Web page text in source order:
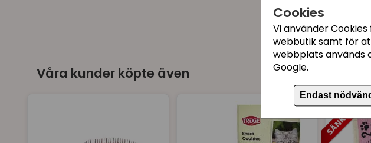
Cookies
Vi använder
webbutik samt för
webbplats används
Google.
Endast
Våra kunder köpte även